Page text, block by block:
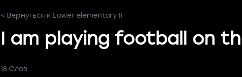
< Вернуться к Lower elementary II
I am playing football on
18 Слов